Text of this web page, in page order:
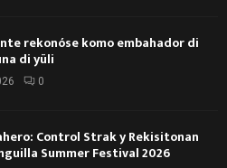
rekonóse komo embahador di
di yüli
0
Control Strak y Rekisitonan
Summer Festival 2026